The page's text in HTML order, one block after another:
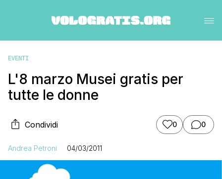
EVENTI
L'8 marzo Musei gratis per
tutte le donne
Condividi 0 0
Andrea Petroni 04/03/2011